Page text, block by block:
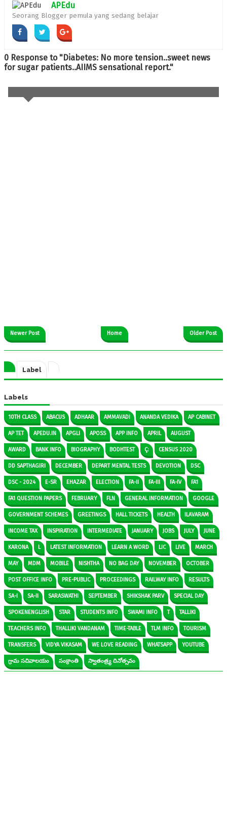
APEdu
Seorang Blogger pemula yang sedang belajar
0 Response to "Diabetes: No more tension..sweet news
for sugar patients..AIIMS sensational report."
Newer Post Older Post
Home
Label
Labels
10TH CLASS ABACUS ADHAAR AMMAVADI ANANDA VEDIKA AP CABINET
AP TET APEDU.IN APGLI APOSS APP INFO APRIL AUGUST
AWARD BANK INFO BIOGRAPHY BODHTEST Ç: CENSUS 2020
DD SAPTHAGIRI DECEMBER DEPART MENTAL TESTS DEVOTION DSC
DSC - 2024 E-SR EHAZAR ELECTION FA-II FA-III FA-IV FA1
FA1 QUESTION PAPERS FEBRUARY FLN GENERAL INFORMATION GOOGLE
GOVERNMENT SCHEMES GREETINGS HALL TICKETS HEALTH ILAVARAM
INCOME TAX INSPIRATION INTERMEDIATE JANUARY JOBS JULY JUNE
KARONA L LATEST INFORMATION LEARN A WORD LIC LIVE MARCH
MAY MDM MOBILE NISHTHA NO BAG DAY NOVEMBER OCTOBER
POST OFFICE INFO PRE-PUBLIC PROCEEDINGS RAILWAY INFO RESULTS
SA-I SA-II SARASWATHI SEPTEMBER SHIKSHAK PARV SPECIAL DAY
SPOKENENGLISH STAR STUDENTS INFO SWAMI INFO T TALLIKI
TEACHERS INFO THALLIKI VANDANAM TIME-TABLE TLM INFO TOURISM
TRANSFERS VIDYA VIKASAM WE LOVE READING WHATSAPP YOUTUBE
గ్రామ సచివాలయం సంక్రాంతి స్వాతంత్ర్య దినోత్సవం